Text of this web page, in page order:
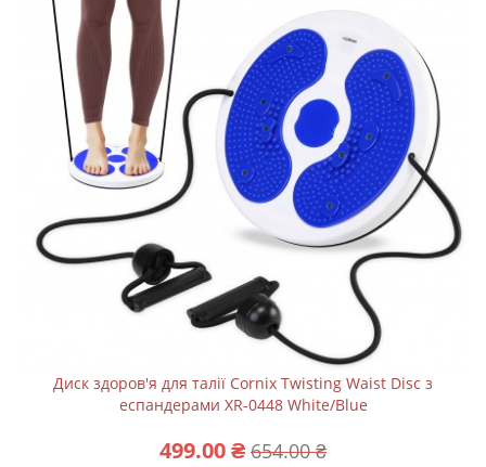
Диск здоров'я для талії Cornix Twisting Waist Disc з
еспандерами XR-0448 White/Blue
499.00 ₴ 654.00 ₴